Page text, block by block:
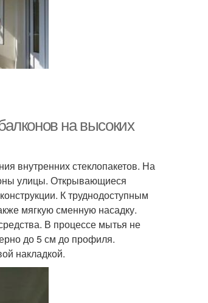
на высоких
внутренних стеклопакетов. На
улицы. Открывающиеся
К труднодоступным
мягкую сменную насадку.
В процессе мытья не
до 5 см до профиля.
накладкой.